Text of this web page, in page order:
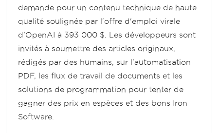
demande pour un contenu technique de haute
qualité soulignée par l'offre d'emploi virale
d'OpenAI à 393 000 $. Les développeurs sont
invités à soumettre des articles originaux,
rédigés par des humains, sur l'automatisation
PDF, les flux de travail de documents et les
solutions de programmation pour tenter de
gagner des prix en espèces et des bons Iron
Software.